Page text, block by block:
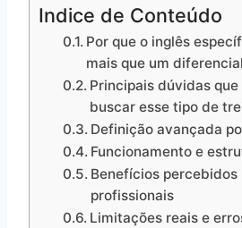
Indice de Conteúdo
Por que o inglês
mais que um
Principais dúvidas que
buscar esse tipo de
Definição avançada
Funcionamento e
Benefícios percebidos
profissionais
Limitações reais e